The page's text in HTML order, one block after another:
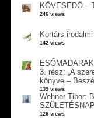
KÖVESEDŐ –
246 views
Kortárs
142 views
3. rész: „A
könyve –
139 views
Wehner Tibor:
126 views